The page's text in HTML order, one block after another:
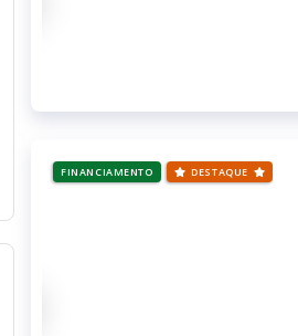
FINANCIAMENTO DESTAQUE